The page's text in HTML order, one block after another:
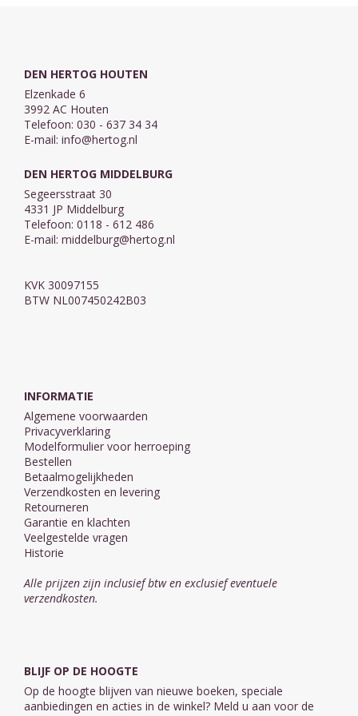
DEN HERTOG HOUTEN
Elzenkade 6
3992 AC Houten
Telefoon: 030 - 637 34 34
E-mail: info@hertog.nl
DEN HERTOG MIDDELBURG
Segeersstraat 30
4331 JP Middelburg
Telefoon: 0118 - 612 486
E-mail: middelburg@hertog.nl
KVK 30097155
BTW NL007450242B03
INFORMATIE
Algemene voorwaarden
Privacyverklaring
Modelformulier voor herroeping
Bestellen
Betaalmogelijkheden
Verzendkosten en levering
Retourneren
Garantie en klachten
Veelgestelde vragen
Historie
Alle prijzen zijn inclusief btw en exclusief eventuele
verzendkosten.
BLIJF OP DE HOOGTE
Op de hoogte blijven van nieuwe boeken, speciale
aanbiedingen en acties in de winkel? Meld u aan voor de